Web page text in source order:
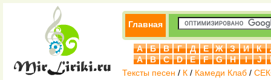
Главная
А Б В Г Д Е Ж З И К
A
B C D E F G H I J
Тексты песен / К / Камеди Клаб /